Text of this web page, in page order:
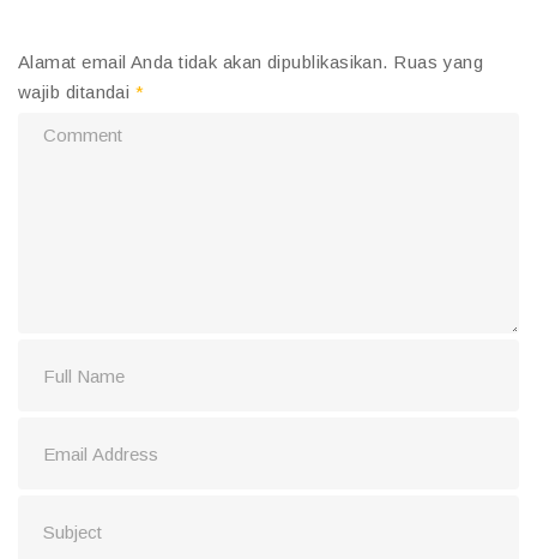
Alamat email Anda tidak akan dipublikasikan. Ruas yang
wajib ditandai *